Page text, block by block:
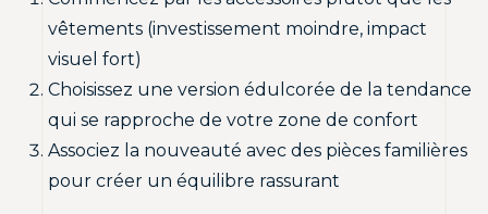
vêtements (investissement moindre, impact
visuel fort)
Choisissez une version édulcorée de la tendance
qui se rapproche de votre zone de confort
Associez la nouveauté avec des pièces familières
pour créer un équilibre rassurant